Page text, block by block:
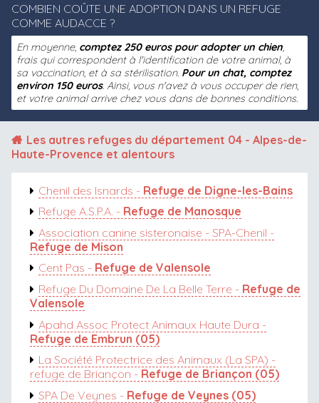
COMBIEN COÛTE UNE ADOPTION DANS UN REFUGE
COMME AUDACCE ?
En moyenne, comptez 250 euros pour adopter un chien,
frais qui correspondent à l'identification de votre animal, à
sa vaccination, et à sa stérilisation. Pour un chat, comptez
environ 150 euros. Ainsi, vous n'avez à vous occuper de rien,
et votre animal arrive chez vous dans de bonnes conditions.
Les autres refuges du département 04 - Alpes-de-
Haute-Provence et alentours
Chenil des Isnards - Refuge de Digne-les-Bains
Refuge A.S.P.A. - Refuge de Manosque
Association canine sisteronaise - SPA-Chenil -
Refuge de Mison
Cent Pas - Refuge de Valensole
Refuge Du Domaine De La Belle Terre - Refuge de
Valensole
Apahd Assoc Protect Animaux Haute Dura -
Refuge de Embrun (05)
La Société Protectrice des Animaux (La SPA) -
refuge de Briançon - Refuge de Briançon (05)
SPA De Veynes - Refuge de Veynes (05)